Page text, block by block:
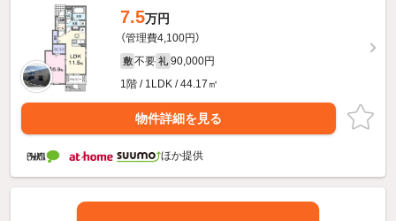
7.5万円
（管理費4,100円）
敷 不要 礼 90,000円
1階 / 1LDK / 44.17㎡
物件詳細を見る
ほか提供